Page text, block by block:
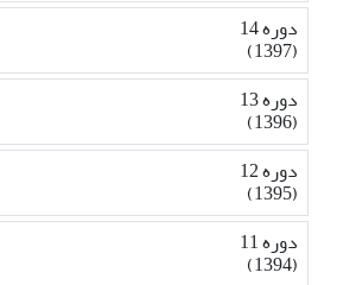
دوره 14
(1397)
دوره 13
(1396)
دوره 12
(1395)
دوره 11
(1394)